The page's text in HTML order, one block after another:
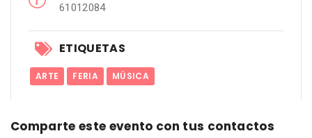
61012084
ETIQUETAS
ARTE FERIA MÚSICA
Comparte este evento con tus contactos